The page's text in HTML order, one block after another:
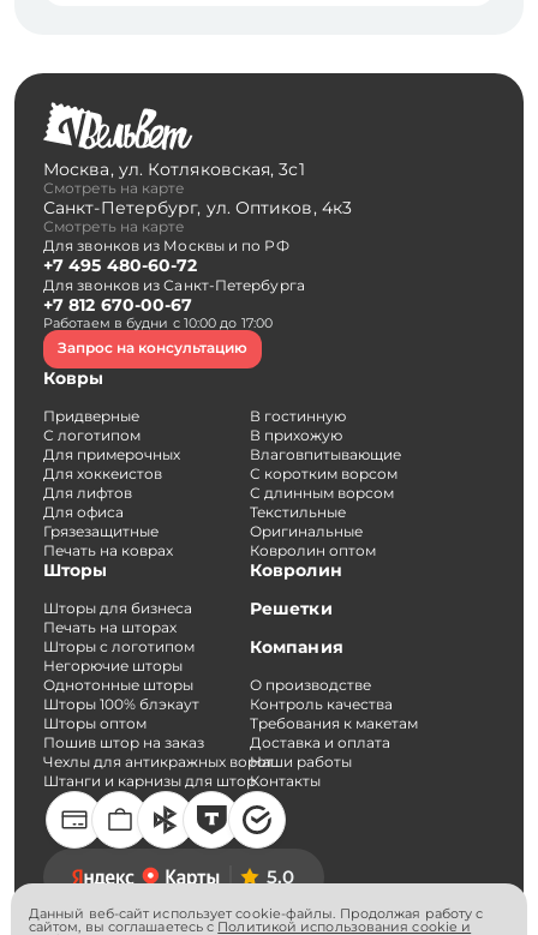
Москва, ул. Котляковская, 3с1
Смотреть на карте
Санкт-Петербург, ул. Оптиков, 4к3
Смотреть на карте
Для звонков из Москвы и по РФ
+7 495 480-60-72
Для звонков из Санкт-Петербурга
+7 812 670-00-67
Работаем в будни с 10:00 до 17:00
Запрос на консультацию
Ковры
Придверные
С логотипом
Для примерочных
Для хоккеистов
Для лифтов
Для офиса
Грязезащитные
Печать на коврах
В гостинную
В прихожую
Влаговпитывающие
С коротким ворсом
С длинным ворсом
Текстильные
Оригинальные
Ковролин оптом
Шторы
Шторы для бизнеса
Печать на шторах
Шторы с логотипом
Негорючие шторы
Однотонные шторы
Шторы 100% блэкаут
Шторы оптом
Пошив штор на заказ
Чехлы для антикражных ворот
Штанги и карнизы для штор
Ковролин
Решетки
Компания
О производстве
Контроль качества
Требования к макетам
Доставка и оплата
Наши работы
Контакты
5.0
Данный веб-сайт использует cookie-файлы. Продолжая работу с
сайтом, вы соглашаетесь с Политикой использования cookie и